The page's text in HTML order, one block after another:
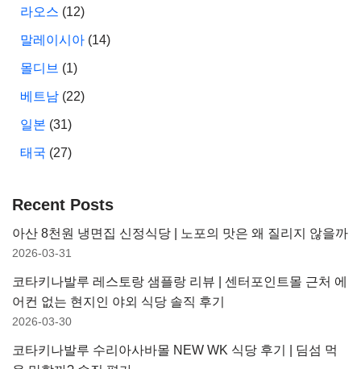
라오스 (12)
말레이시아 (14)
몰디브 (1)
베트남 (22)
일본 (31)
태국 (27)
Recent Posts
아산 8천원 냉면집 신정식당 | 노포의 맛은 왜 질리지 않을까
2026-03-31
코타키나발루 레스토랑 샘플랑 리뷰 | 센터포인트몰 근처 에
어컨 없는 현지인 야외 식당 솔직 후기
2026-03-30
코타키나발루 수리아사바몰 NEW WK 식당 후기 | 딤섬 먹